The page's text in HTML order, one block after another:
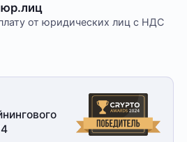
юр.лиц
от юридических лиц с НДС